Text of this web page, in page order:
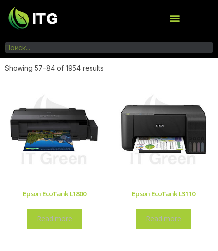
Showing 57–84 of 1954 results
Epson EcoTank L1800
Read more
Epson EcoTank L3110
Read more